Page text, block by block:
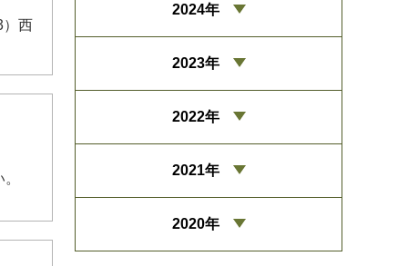
）西
2024年
2023年
2022年
2021年
2020年